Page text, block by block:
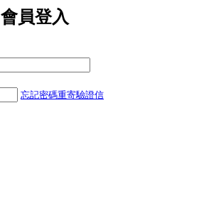
會員登入
忘記密碼重寄驗證信